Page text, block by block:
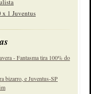
x 1 Juventus
- Fantasma tira 100% do
bizarro, e Juventus-SP